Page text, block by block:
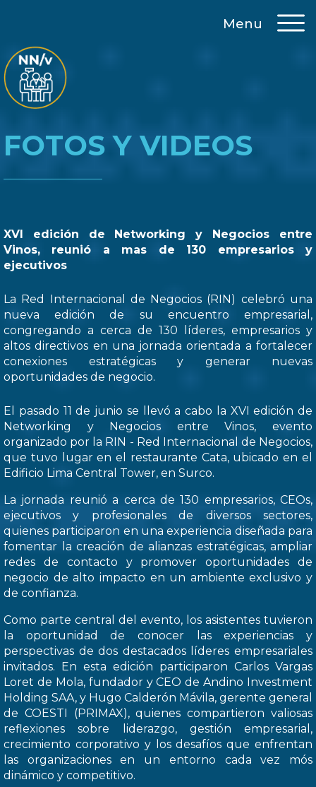
Menu
FOTOS Y VIDEOS
XVI edición de Networking y Negocios entre
Vinos, reunió a mas de 130 empresarios y
ejecutivos
La Red Internacional de Negocios (RIN) celebró una
nueva edición de su encuentro empresarial,
congregando a cerca de 130 líderes, empresarios y
altos directivos en una jornada orientada a fortalecer
conexiones estratégicas y generar nuevas
oportunidades de negocio.
El pasado 11 de junio se llevó a cabo la XVI edición de
Networking y Negocios entre Vinos, evento
organizado por la RIN - Red Internacional de Negocios,
que tuvo lugar en el restaurante Cata, ubicado en el
Edificio Lima Central Tower, en Surco.
La jornada reunió a cerca de 130 empresarios, CEOs,
ejecutivos y profesionales de diversos sectores,
quienes participaron en una experiencia diseñada para
fomentar la creación de alianzas estratégicas, ampliar
redes de contacto y promover oportunidades de
negocio de alto impacto en un ambiente exclusivo y
de confianza.
Como parte central del evento, los asistentes tuvieron
la oportunidad de conocer las experiencias y
perspectivas de dos destacados líderes empresariales
invitados. En esta edición participaron Carlos Vargas
Loret de Mola, fundador y CEO de Andino Investment
Holding SAA, y Hugo Calderón Mávila, gerente general
de COESTI (PRIMAX), quienes compartieron valiosas
reflexiones sobre liderazgo, gestión empresarial,
crecimiento corporativo y los desafíos que enfrentan
las organizaciones en un entorno cada vez mós
dinámico y competitivo.